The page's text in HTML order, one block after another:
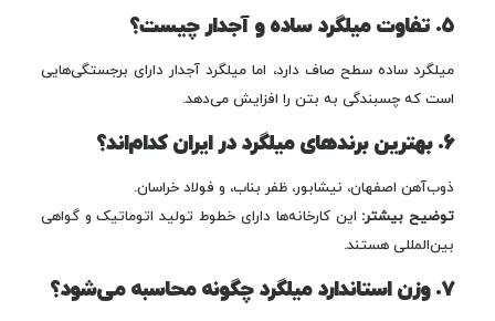
۵. تفاوت میلگرد ساده و آجدار چیست؟
میلگرد ساده سطح صاف دارد، اما میلگرد آجدار دارای برجستگی‌هایی
است که چسبندگی به بتن را افزایش می‌دهد.
۶. بهترین برندهای میلگرد در ایران کدام‌اند؟
ذوب‌آهن اصفهان، نیشابور، ظفر بناب، و فولاد خراسان.
توضیح بیشتر: این کارخانه‌ها دارای خطوط تولید اتوماتیک و گواهی
بین‌المللی هستند.
۷. وزن استاندارد میلگرد چگونه محاسبه می‌شود؟